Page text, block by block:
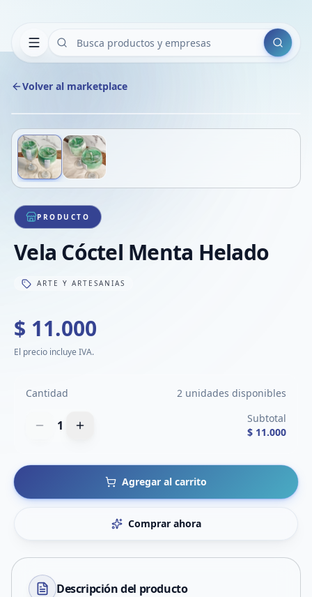
Buscar
Volver al marketplace
1/2
PRODUCTO
Vela Cóctel Menta Helado
ARTE Y ARTESANIAS
$ 11.000
El precio incluye IVA.
Cantidad 2 unidades disponibles
1
Subtotal
$ 11.000
Agregar al carrito
Comprar ahora
Descripción del producto